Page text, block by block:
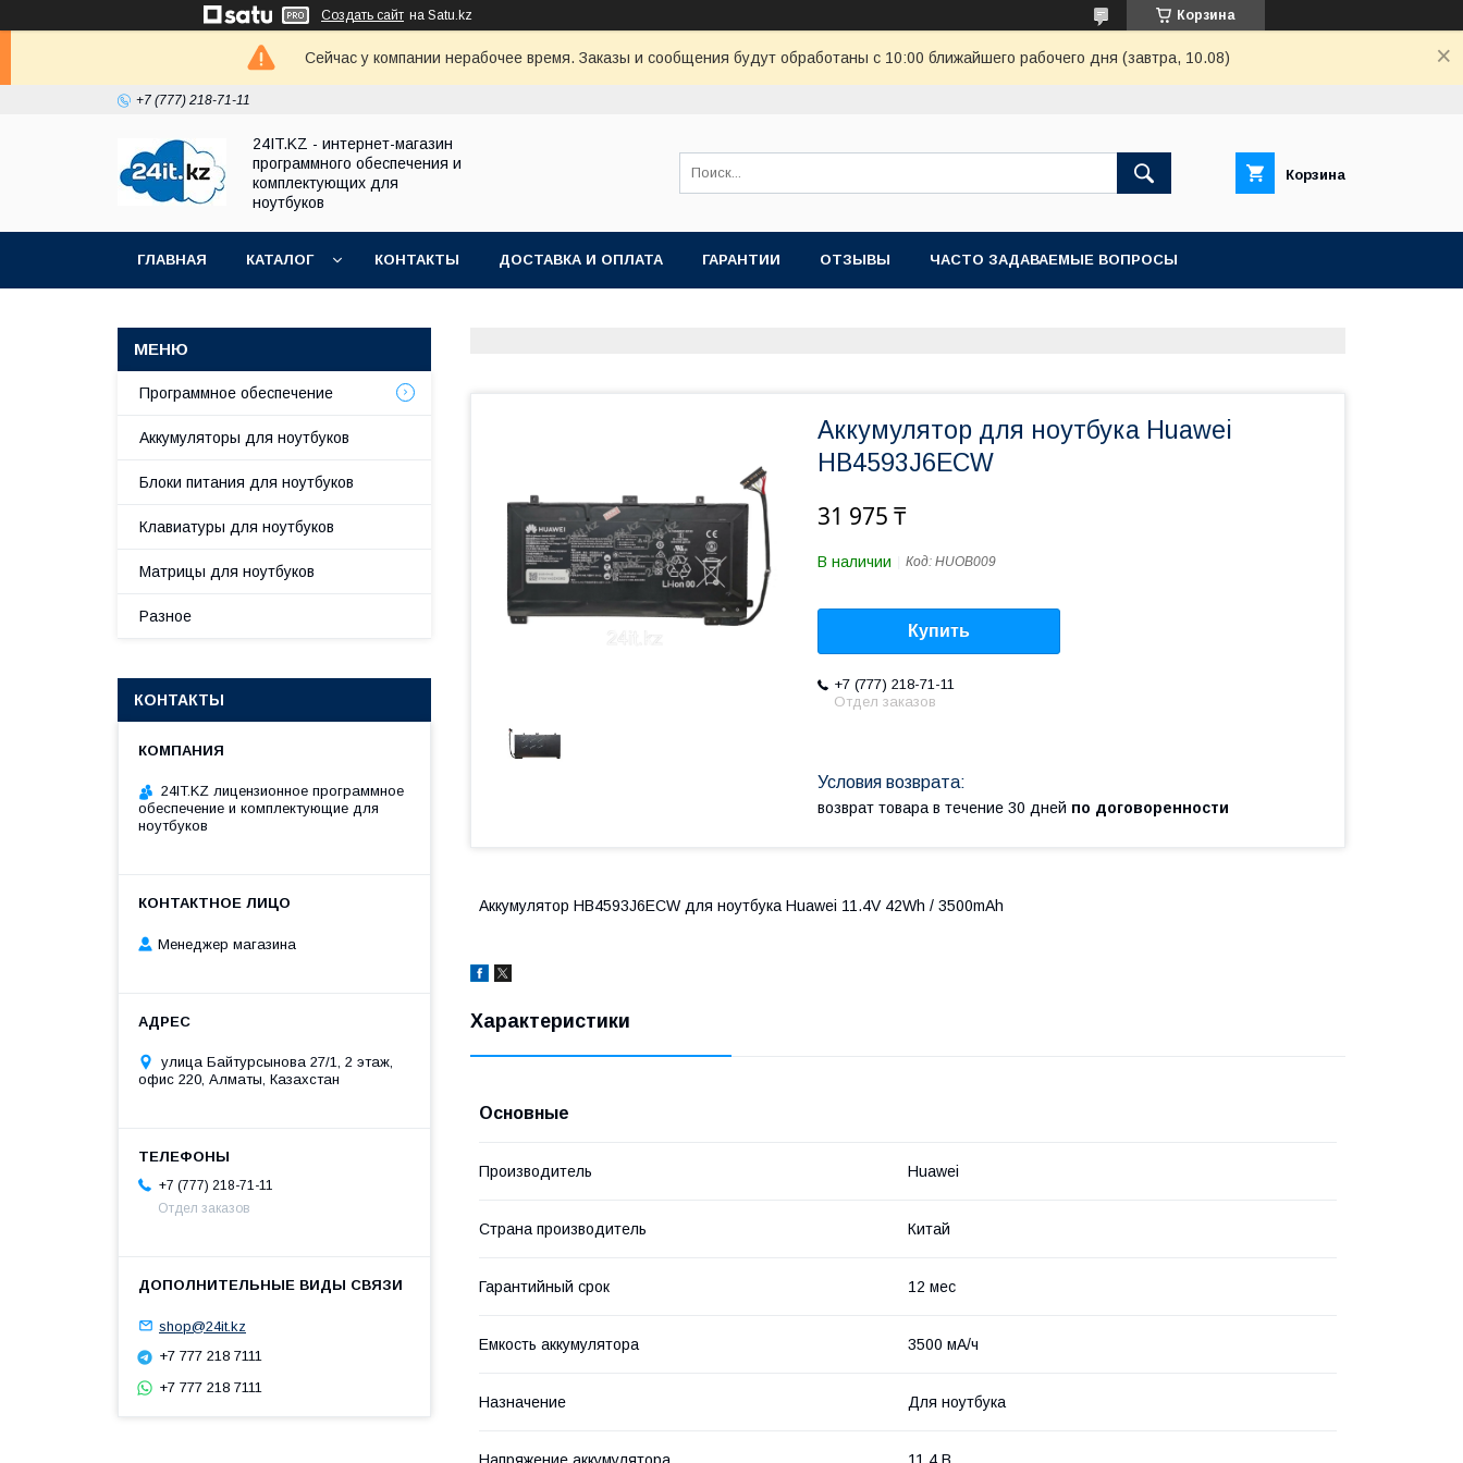
Создать сайт на Satu.kz Корзина
Сейчас у компании нерабочее время. Заказы и сообщения будут обработаны с 10:00 ближайшего рабочего дня (завтра, 10.08)
+7 (777) 218-71-11
24IT.KZ - интернет-магазин
программного обеспечения и
комплектующих для
ноутбуков
Корзина
ГЛАВНАЯ КАТАЛОГ КОНТАКТЫ ДОСТАВКА И ОПЛАТА ГАРАНТИИ ОТЗЫВЫ ЧАСТО ЗАДАВАЕМЫЕ ВОПРОСЫ
Аккумулятор для ноутбука Huawei
HB4593J6ECW
31 975 ₸
В наличии Код: HUOB009
Купить
+7 (777) 218-71-11
Отдел заказов
возврат товара в течение 30 дней по договоренности
Аккумулятор HB4593J6ECW для ноутбука Huawei 11.4V 42Wh / 3500mAh
Характеристики
Основные
Производитель Huawei
Страна производитель Китай
Гарантийный срок 12 мес
Емкость аккумулятора 3500 мА/ч
Назначение Для ноутбука
Напряжение аккумулятора 11.4 В
Программное обеспечение
Аккумуляторы для ноутбуков
Блоки питания для ноутбуков
Клавиатуры для ноутбуков
Матрицы для ноутбуков
Разное
КОНТАКТЫ
24IT.KZ лицензионное программное
обеспечение и комплектующие для
ноутбуков
Менеджер магазина
улица Байтурсынова 27/1, 2 этаж,
офис 220, Алматы, Казахстан
+7 (777) 218-71-11
Отдел заказов
shop@24it.kz
+7 777 218 7111
+7 777 218 7111